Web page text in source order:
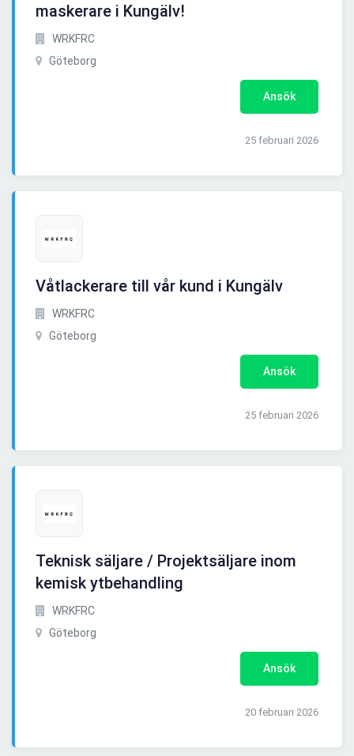
maskerare i Kungälv!
WRKFRC
Göteborg
Ansök
25 februari 2026
Våtlackerare till vår kund i Kungälv
WRKFRC
Göteborg
Ansök
25 februari 2026
Teknisk säljare / Projektsäljare inom
kemisk ytbehandling
WRKFRC
Göteborg
Ansök
20 februari 2026